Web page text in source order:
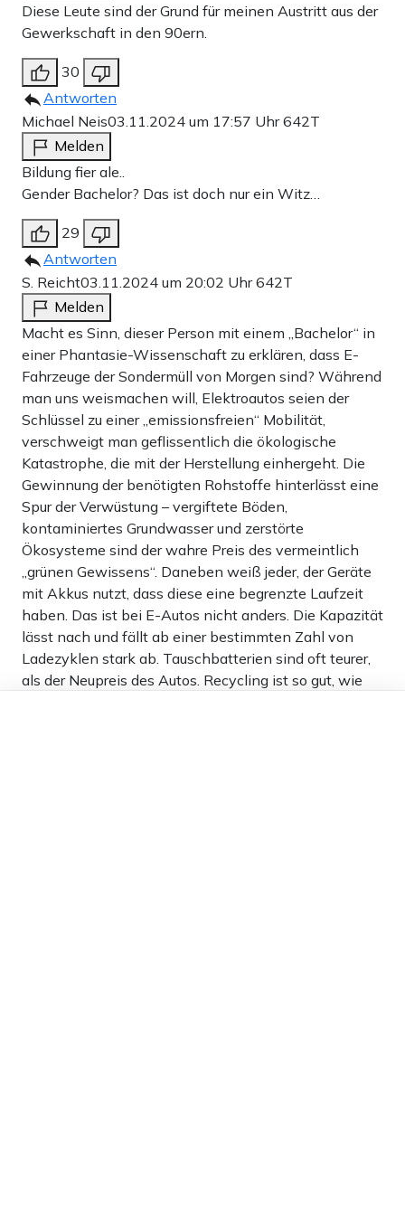
Diese Leute sind der Grund für meinen Austritt aus der
Gewerkschaft in den 90ern.
30
Antworten
Michael Neis03.11.2024 um 17:57 Uhr642T
Melden
Bildung fier ale..
Gender Bachelor? Das ist doch nur ein Witz…
29
Antworten
S. Reicht03.11.2024 um 20:02 Uhr642T
Melden
Macht es Sinn, dieser Person mit einem „Bachelor“ in
einer Phantasie-Wissenschaft zu erklären, dass E-
Fahrzeuge der Sondermüll von Morgen sind? Während
man uns weismachen will, Elektroautos seien der
Schlüssel zu einer „emissionsfreien“ Mobilität,
verschweigt man geflissentlich die ökologische
Katastrophe, die mit der Herstellung einhergeht. Die
Gewinnung der benötigten Rohstoffe hinterlässt eine
Spur der Verwüstung – vergiftete Böden,
kontaminiertes Grundwasser und zerstörte
Ökosysteme sind der wahre Preis des vermeintlich
„grünen Gewissens“. Daneben weiß jeder, der Geräte
mit Akkus nutzt, dass diese eine begrenzte Laufzeit
haben. Das ist bei E-Autos nicht anders. Die Kapazität
lässt nach und fällt ab einer bestimmten Zahl von
Ladezyklen stark ab. Tauschbatterien sind oft teurer,
als der Neupreis des Autos. Recycling ist so gut, wie